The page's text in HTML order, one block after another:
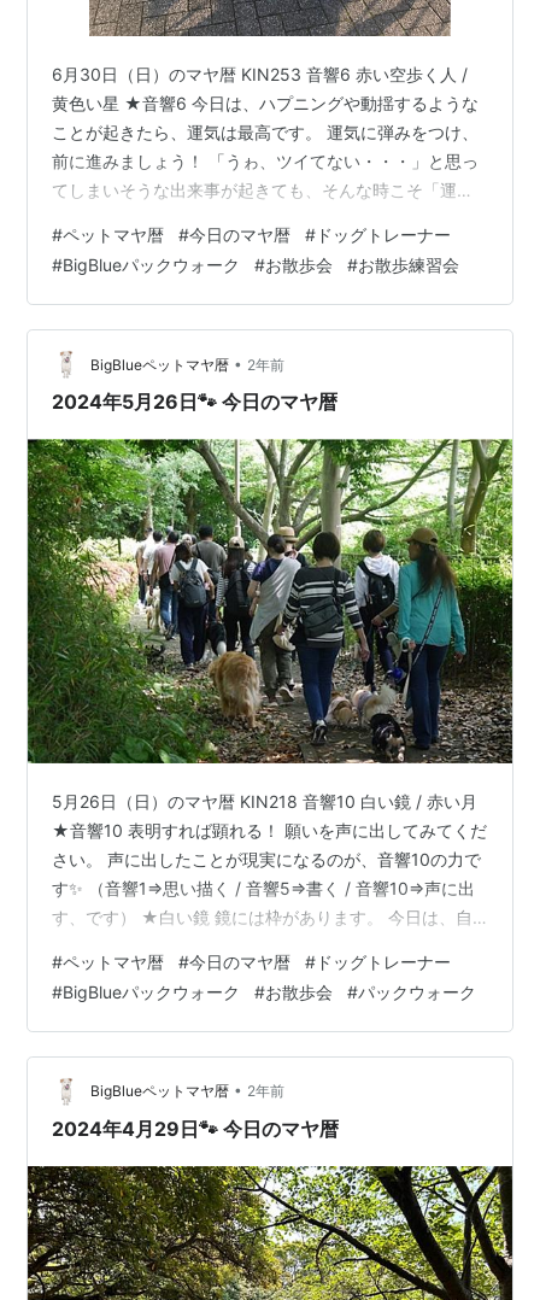
6月30日（日）のマヤ暦 KIN253 音響6 赤い空歩く人 /
黄色い星 ★音響6 今日は、ハプニングや動揺するような
ことが起きたら、運気は最高です。 運気に弾みをつけ、
前に進みましょう！ 「うゎ、ツイてない・・・」と思っ
てしまいそうな出来事が起きても、そんな時こそ「運気
人の成長を助けることを歓びとするのが【赤い空歩く
人】。 自分のためだけではなく、「世のため 人のため」
を意識してみてください。 誰かが喜ぶことをすること
で、一番幸せをもらえるのは自分自身です。 ★黄色い星
（13日間） 高い意識がさらに自分に磨きをかけてくれま
す。 【黄色い…
#ペットマヤ暦 #今日のマヤ暦 # ドッグトレーナー
#BigBlueパックウォーク #お散歩会 #お散歩練習会
BigBlueペットマヤ暦 • 2年前
2024年5月26日🐾 今日のマヤ暦
5月26日（日）のマヤ暦 KIN218 音響10 白い鏡 / 赤い月
★音響10 表明すれば顕れる！ 願いを声に出してみてくだ
さい。 声に出したことが現実になるのが、音響10の力で
す✨ （音響1⇒思い描く / 音響5⇒書く / 音響10⇒声に出
す、です） ★白い鏡 鏡には枠があります。 今日は、自
ください。 自分はこうあるべきだ、というその枠を取り
去ることができれば、可能性が一気に広がります！ 【白
い鏡】は「覚悟」の氣神。 覚悟を決めて物事に臨むと、
良い流れに乗ることができます。 ★赤い月（13日間） 新
しい流れを作る時です。 古い習慣だったり…
#ペットマヤ暦 #今日のマヤ暦 # ドッグトレーナー
#BigBlueパックウォーク #お散歩会 #パックウォーク
BigBlueペットマヤ暦 • 2年前
2024年4月29日🐾 今日のマヤ暦